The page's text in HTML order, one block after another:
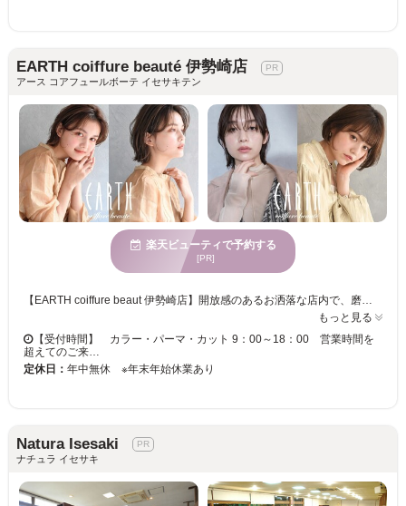
EARTH coiffure beauté 伊勢崎店
アース コアフュールボーテ イセサキテン
楽天ビューティで予約する
[PR]
もっと見る
【受付時間】 カラー・パーマ・カット 9：00～18：00 営業時間を
超えてのご来…
定休日： 年中無休 ※年末年始休業あり
Natura Isesaki
ナチュラ イセサキ